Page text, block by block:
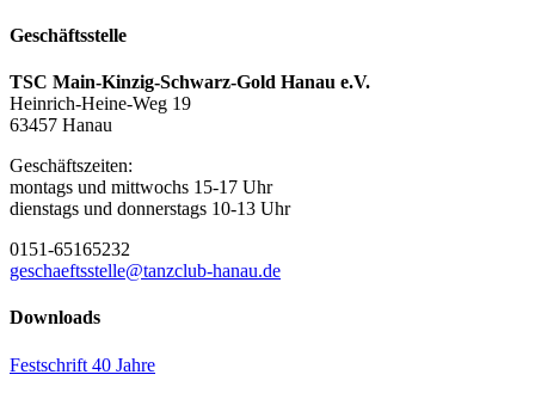
Geschäftsstelle
TSC Main-Kinzig-Schwarz-Gold Hanau e.V.
Heinrich-Heine-Weg 19
63457 Hanau
Geschäftszeiten:
montags und mittwochs 15-17 Uhr
dienstags und donnerstags 10-13 Uhr
0151-65165232
geschaeftsstelle@tanzclub-hanau.de
Downloads
Festschrift 40 Jahre